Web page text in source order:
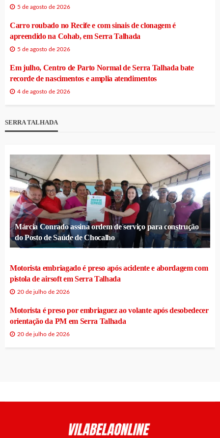
5 de agosto de 2026
Carro roubado no Recife e com sinais de clonagem é
apreendido na Cohab, em Serra Talhada
5 de agosto de 2026
Em julho, Centro de Parto Normal de Serra Talhada bate
recorde de nascimentos e amplia atendimentos
4 de agosto de 2026
SERRA TALHADA
Márcia Conrado assina ordem de serviço para construção
do Posto de Saúde de Chocalho
Motorista embriagado é preso após acidente e abordagem com
pistola de airsoft em Serra Talhada
20 de julho de 2026
Motorista é preso por embriaguez ao volante após desobedecer
orientação da PM em Serra Talhada
20 de julho de 2026